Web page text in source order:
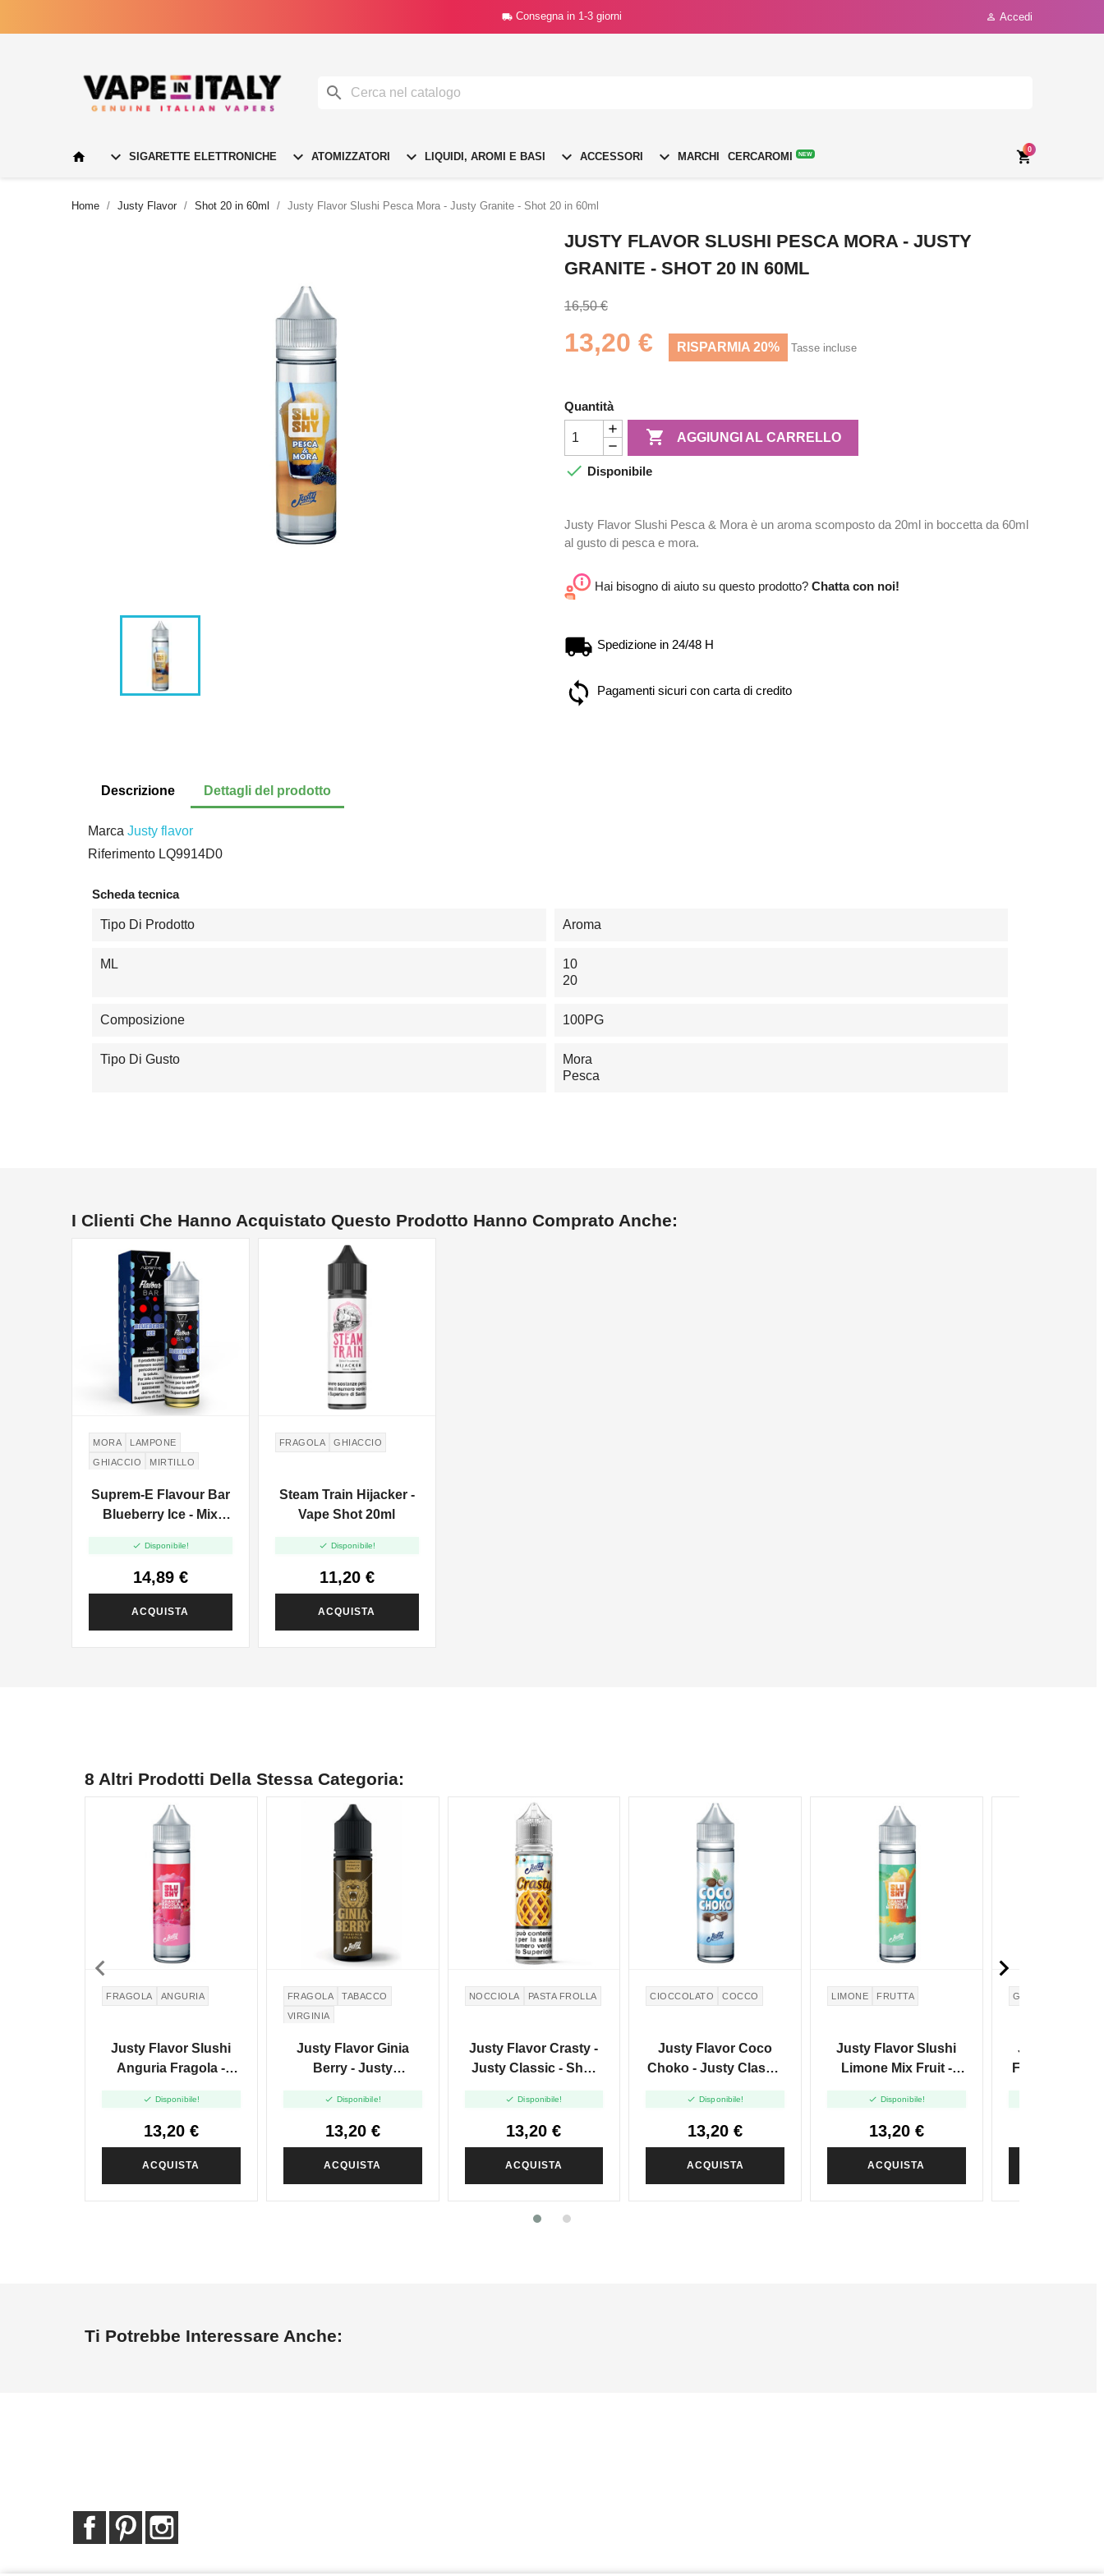
 Consegna in 1-3 giorni  Accedi

  SIGARETTE ELETTRONICHE  ATOMIZZATORI  LIQUIDI, AROMI E BASI  ACCESSORI  MARCHI CERCAROMI NEW 
0
Home Justy Flavor Shot 20 in 60ml Justy Flavor Slushi Pesca Mora - Justy Granite - Shot 20 in 60ml
JUSTY FLAVOR SLUSHI PESCA MORA - JUSTY
GRANITE - SHOT 20 IN 60ML
16,50 €
13,20 € RISPARMIA 20% Tasse incluse
Quantità
 AGGIUNGI AL CARRELLO
 Disponibile
Justy Flavor Slushi Pesca & Mora è un aroma scomposto da 20ml in boccetta da 60ml
al gusto di pesca e mora.
Hai bisogno di aiuto su questo prodotto? Chatta con noi!
Spedizione in 24/48 H
Pagamenti sicuri con carta di credito
Descrizione Dettagli del prodotto
Marca Justy flavor
Riferimento LQ9914D0
Scheda tecnica
Tipo Di Prodotto Aroma
ML
10
20
Composizione 100PG
Tipo Di Gusto
Mora
Pesca
I Clienti Che Hanno Acquistato Questo Prodotto Hanno Comprato Anche:
MORA
LAMPONE
GHIACCIO
MIRTILLO
Suprem-E Flavour Bar
Blueberry Ice - Mix
 Disponibile!
14,89 €
ACQUISTA
FRAGOLA GHIACCIO
Steam Train Hijacker -
Vape Shot 20ml
 Disponibile!
11,20 €
ACQUISTA
8 Altri Prodotti Della Stessa Categoria:
FRAGOLA ANGURIA
Justy Flavor Slushi
Anguria Fragola -
20 In 60ml
 Disponibile!
13,20 €
ACQUISTA
FRAGOLA
TABACCO
VIRGINIA
Justy Flavor Ginia
Berry - Justy
60ml
 Disponibile!
13,20 €
ACQUISTA
NOCCIOLA PASTA FROLLA
Justy Flavor Crasty -
Justy Classic - Shot
 Disponibile!
13,20 €
ACQUISTA
CIOCCOLATO COCCO
Justy Flavor Coco
Choko - Justy Classic
 Disponibile!
13,20 €
ACQUISTA
LIMONE FRUTTA
Justy Flavor Slushi
Limone Mix Fruit -
20 In 60ml
 Disponibile!
13,20 €
ACQUISTA
GELATO
Justy Flavor
Flurry - Justy
 
Ti Potrebbe Interessare Anche:
FacebookPinterest